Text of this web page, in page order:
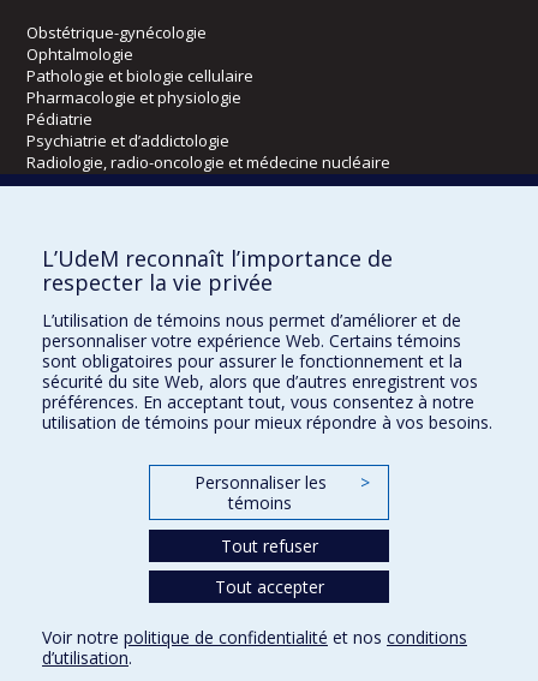
Obstétrique-gynécologie
Ophtalmologie
Pathologie et biologie cellulaire
Pharmacologie et physiologie
Pédiatrie
Psychiatrie et d’addictologie
Radiologie, radio-oncologie et médecine nucléaire
Kinésiologie et des sciences de l’activité physique
Orthophonie et audiologie
Réadaptation
Directions
DPC
CPASS
L’UdeM reconnaît l’importance de
respecter la vie privée
L’utilisation de témoins nous permet d’améliorer et de
personnaliser votre expérience Web. Certains témoins
sont obligatoires pour assurer le fonctionnement et la
sécurité du site Web, alors que d’autres enregistrent vos
préférences. En acceptant tout, vous consentez à notre
utilisation de témoins pour mieux répondre à vos besoins.
Personnaliser les
témoins
>
Tout refuser
Tout accepter
Voir notre politique de confidentialité et nos conditions
d’utilisation.